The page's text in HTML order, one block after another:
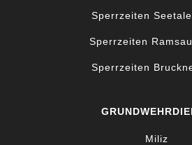
Sperrzeiten
Sperrzeiten
Sperrzeiten
Miliz